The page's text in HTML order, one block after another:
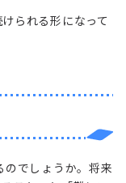
られる形になって
のでしょうか。将来